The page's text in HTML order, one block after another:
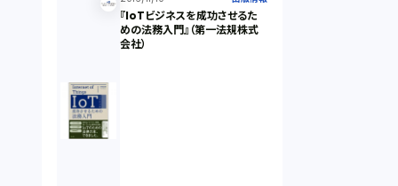
『IoTビジネスを成功させるた
めの法務入門』（第一法規株式
会社）